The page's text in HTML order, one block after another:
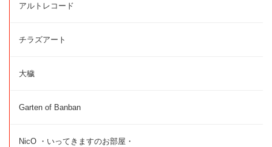
アルトレコード
チラズアート
大穢
Garten of Banban
NicO ・いってきますのお部屋・